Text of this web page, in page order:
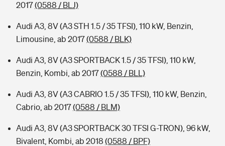
2017(0588 / BLJ)
Audi A3, 8V (A3 STH 1.5 / 35 TFSI), 110 kW, Benzin,
Limousine, ab 2017(0588 / BLK)
Audi A3, 8V (A3 SPORTBACK 1.5 / 35 TFSI), 110 kW,
Benzin, Kombi, ab 2017(0588 / BLL)
Audi A3, 8V (A3 CABRIO 1.5 / 35 TFSI), 110 kW, Benzin,
Cabrio, ab 2017(0588 / BLM)
Audi A3, 8V (A3 SPORTBACK 30 TFSI G-TRON), 96 kW,
Bivalent, Kombi, ab 2018 (0588 / BPF)